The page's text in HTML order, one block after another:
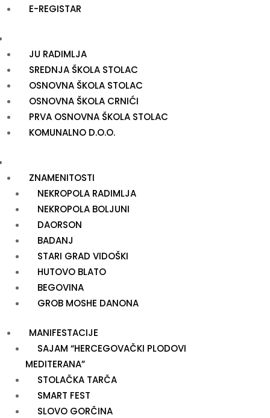
E-REGISTAR
JU RADIMLJA
SREDNJA ŠKOLA STOLAC
OSNOVNA ŠKOLA STOLAC
OSNOVNA ŠKOLA CRNIĆI
PRVA OSNOVNA ŠKOLA STOLAC
KOMUNALNO D.O.O.
ZNAMENITOSTI
NEKROPOLA RADIMLJA
NEKROPOLA BOLJUNI
DAORSON
BADANJ
STARI GRAD VIDOŠKI
HUTOVO BLATO
BEGOVINA
GROB MOSHE DANONA
MANIFESTACIJE
SAJAM “HERCEGOVAČKI PLODOVI
MEDITERANA”
STOLAČKA TARČA
SMART FEST
SLOVO GORČINA